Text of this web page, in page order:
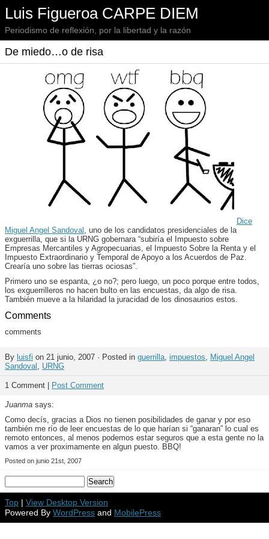
Luis Figueroa CARPE DIEM
Periodismo de reflexión, por la libertad y la razón
De miedo…o de risa
Dice
Miguel Angel Sandoval , uno de los candidatos presidenciales de la
exguerrilla, que si la URNG gobernara “subiría el Impuesto sobre
Empresas Mercantiles y Agropecuarias, el Impuesto Sobre la Renta y el
Impuesto Extraordinario y Temporal de Apoyo a los Acuerdos de Paz.
Crearía uno sobre las tierras ociosas”.
Primero uno se espanta, ¿o no?; pero luego, un poco porque entre todos,
los exguerrilleros no hacen bulto en las encuestas, da algo de risa.
También mueve a la hilaridad la juracidad de los dinosaurios estos.
Comments
comments
By luisfi on 21 junio, 2007 · Posted in guerrilla, impuestos, Miguel Angel
Sandoval , URNG
1 Comment | Post Comment
Juanma says:
Como decís, gracias a Dios no tienen posibilidades de ganar y por eso
también me río de leer encuestas de lo que harían si “ganaran” lo cual es
remoto entonces, al menos podemos estar seguros que a esta gente no la
vamos a ver proximamente en algun puesto. BBQ!
Posted on junio 21st, 2007
Top | View Desktop Version
Powered By WordPress and MobilePress